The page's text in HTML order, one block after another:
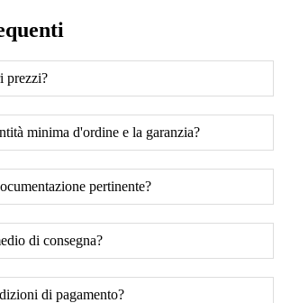
prezzi?
minima d'ordine e la garanzia?
pertinente?
di consegna?
di pagamento?